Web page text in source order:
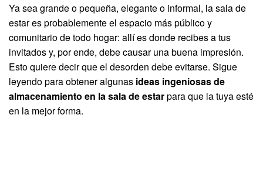
Ya sea grande o pequeña, elegante o informal, la sala de
estar es probablemente el espacio más público y
comunitario de todo hogar: allí es donde recibes a tus
invitados y, por ende, debe causar una buena impresión.
Esto quiere decir que el desorden debe evitarse. Sigue
leyendo para obtener algunas ideas ingeniosas de
almacenamiento en la sala de estarpara que la tuya esté
en la mejor forma.